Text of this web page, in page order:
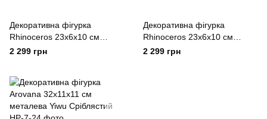
Декоративна фігурка
Rhinoceros 23х6х10 см
металева Yiwu Сріблястий
2 299 грн
Декоративна фігурка
Rhinoceros 23x6x10 см
металева Yiwu Сріблястий
2 299 грн